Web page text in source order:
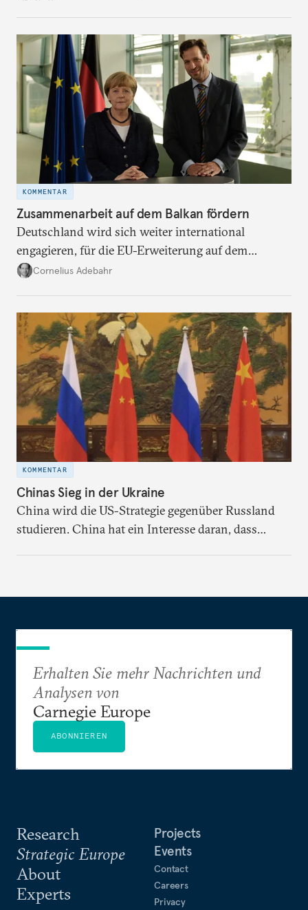
KOMMENTAR
Zusammenarbeit auf dem Balkan fördern
Deutschland wird sich weiter international
engagieren, für die EU-Erweiterung auf dem
Westlichen Balkan ebenso für die Konfliktbeilegung
Cornelius Adebahr
KOMMENTAR
Chinas Sieg in der Ukraine
China wird die US-Strategie gegenüber Russland
studieren. China hat ein Interesse daran, dass
Research
Strategic Europe
About
Experts
Projects
Events
Contact
Careers
Privacy
Erhalten Sie mehr Nachrichten und
Analysen von
Carnegie Europe
ABONNIEREN